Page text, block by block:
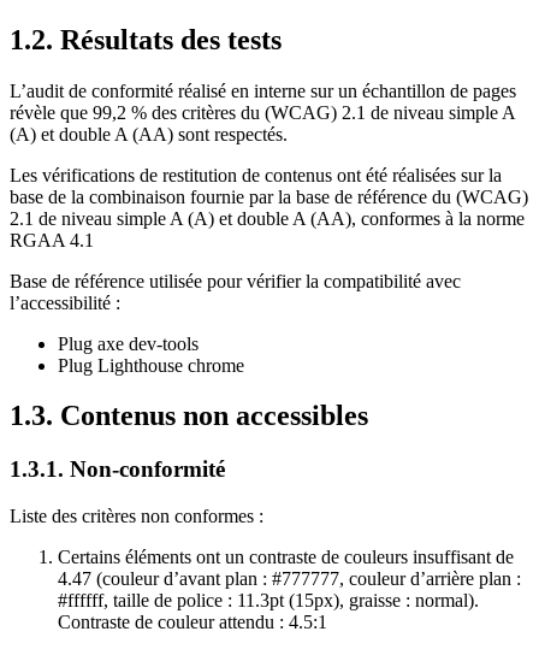
1.2. Résultats des tests
L’audit de conformité réalisé en interne sur un échantillon de pages
révèle que 99,2 % des critères du (WCAG) 2.1 de niveau simple A
(A) et double A (AA) sont respectés.
Les vérifications de restitution de contenus ont été réalisées sur la
base de la combinaison fournie par la base de référence du (WCAG)
2.1 de niveau simple A (A) et double A (AA), conformes à la norme
RGAA 4.1
Base de référence utilisée pour vérifier la compatibilité avec
l’accessibilité :
Plug axe dev-tools
Plug Lighthouse chrome
1.3. Contenus non accessibles
1.3.1. Non-conformité
Liste des critères non conformes :
Certains éléments ont un contraste de couleurs insuffisant de
4.47 (couleur d’avant plan : #777777, couleur d’arrière plan :
#ffffff, taille de police : 11.3pt (15px), graisse : normal).
Contraste de couleur attendu : 4.5:1